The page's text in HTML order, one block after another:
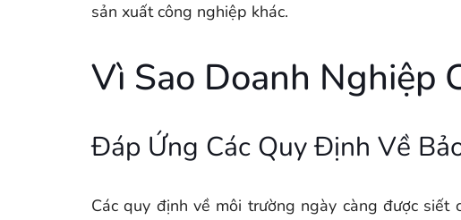
sản xuất công nghiệp khác.
Vì Sao Doanh Nghiệp
Đáp Ứng Các Quy Định Về
Các quy định về môi trường ngày càng được